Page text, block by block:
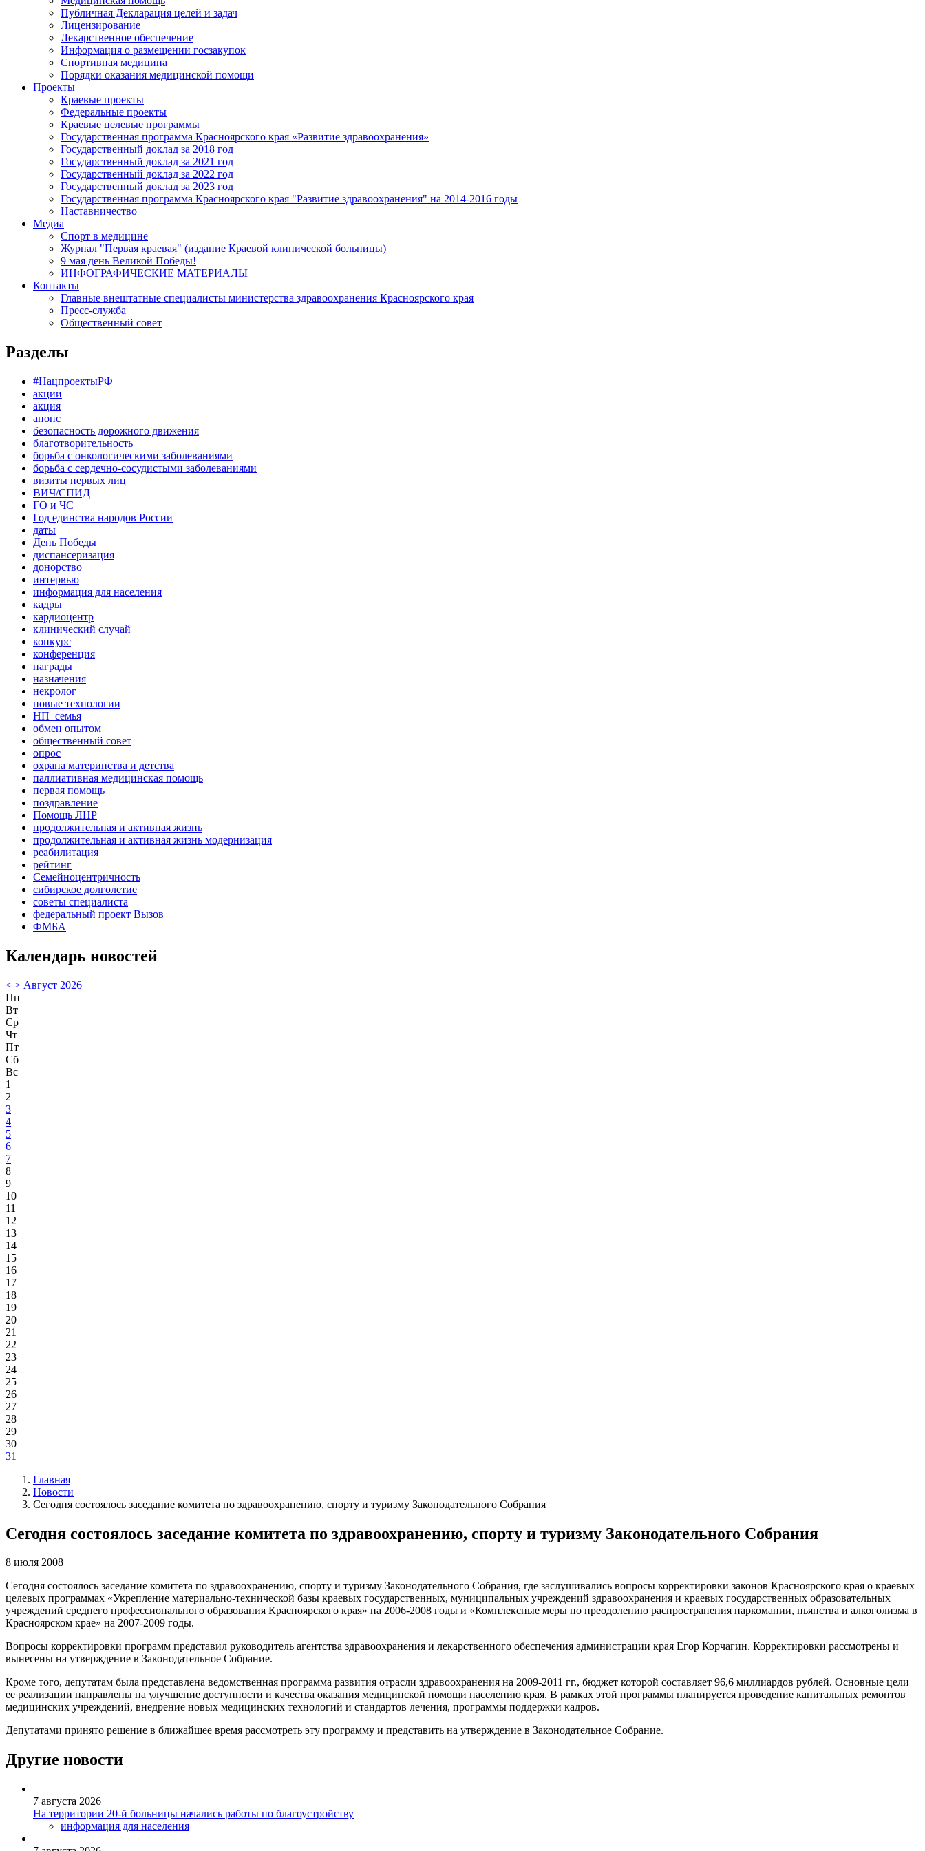
Публичная Декларация целей и задач
Лицензирование
Лекарственное обеспечение
Информация о размещении госзакупок
Спортивная медицина
Порядки оказания медицинской помощи
Проекты
Краевые проекты
Федеральные проекты
Краевые целевые программы
Государственная программа Красноярского края «Развитие здравоохранения»
Государственный доклад за 2018 год
Государственный доклад за 2021 год
Государственный доклад за 2022 год
Государственный доклад за 2023 год
Государственная программа Красноярского края "Развитие здравоохранения" на 2014-2016 годы
Наставничество
Медиа
Спорт в медицине
Журнал "Первая краевая" (издание Краевой клинической больницы)
9 мая день Великой Победы!
ИНФОГРАФИЧЕСКИЕ МАТЕРИАЛЫ
Контакты
Главные внештатные специалисты министерства здравоохранения Красноярского края
Пресс-служба
Общественный совет
Разделы
#НацпроектыРФ
акции
акция
анонс
безопасность дорожного движения
благотворительность
борьба с онкологическими заболеваниями
борьба с сердечно-сосудистыми заболеваниями
визиты первых лиц
ВИЧ/СПИД
ГО и ЧС
Год единства народов России
даты
День Победы
диспансеризация
донорство
интервью
информация для населения
кадры
кардиоцентр
клинический случай
конкурс
конференция
награды
назначения
некролог
новые технологии
НП_семья
обмен опытом
общественный совет
опрос
охрана материнства и детства
паллиативная медицинская помощь
первая помощь
поздравление
Помощь ЛНР
продолжительная и активная жизнь
продолжительная и активная жизнь модернизация
реабилитация
рейтинг
Семейноцентричность
сибирское долголетие
советы специалиста
федеральный проект Вызов
ФМБА
Календарь новостей
< > Август 2026
Пн
Вт
Ср
Чт
Пт
Сб
Вс
1
2
3
4
5
6
7
8
9
10
11
12
13
14
15
16
17
18
19
20
21
22
23
24
25
26
27
28
29
30
31
Главная
Новости
Сегодня состоялось заседание комитета по здравоохранению, спорту и туризму Законодательного Собрания
Сегодня состоялось заседание комитета по здравоохранению, спорту и туризму Законодательного Собрания
8 июля 2008
Сегодня состоялось заседание комитета по здравоохранению, спорту и туризму Законодательного Собрания, где заслушивались вопросы корректировки законов Красноярского края о краевых
целевых программах «Укрепление материально-технической базы краевых государственных, муниципальных учреждений здравоохранения и краевых государственных образовательных
учреждений среднего профессионального образования Красноярского края» на 2006-2008 годы и «Комплексные меры по преодолению распространения наркомании, пьянства и алкоголизма в
Красноярском крае» на 2007-2009 годы.
Вопросы корректировки программ представил руководитель агентства здравоохранения и лекарственного обеспечения администрации края Егор Корчагин. Корректировки рассмотрены и
вынесены на утверждение в Законодательное Собрание.
Кроме того, депутатам была представлена ведомственная программа развития отрасли здравоохранения на 2009-2011 гг., бюджет которой составляет 96,6 миллиардов рублей. Основные цели
ее реализации направлены на улучшение доступности и качества оказания медицинской помощи населению края. В рамках этой программы планируется проведение капитальных ремонтов
медицинских учреждений, внедрение новых медицинских технологий и стандартов лечения, программы поддержки кадров.
Депутатами принято решение в ближайшее время рассмотреть эту программу и представить на утверждение в Законодательное Собрание.
Другие новости
7 августа 2026
На территории 20-й больницы начались работы по благоустройству
информация для населения